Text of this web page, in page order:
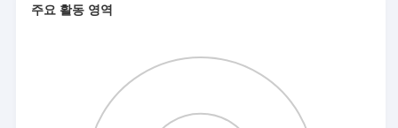
주요 활동 영역